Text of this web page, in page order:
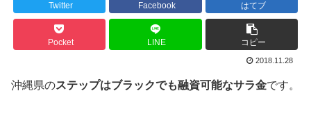
Twitter Facebook はてブ
Pocket LINE コピー
2018.11.28
沖縄県のステップはブラックでも融資可能なサラ金です。